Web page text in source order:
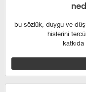
bu sözlük, duygu ve
hislerini